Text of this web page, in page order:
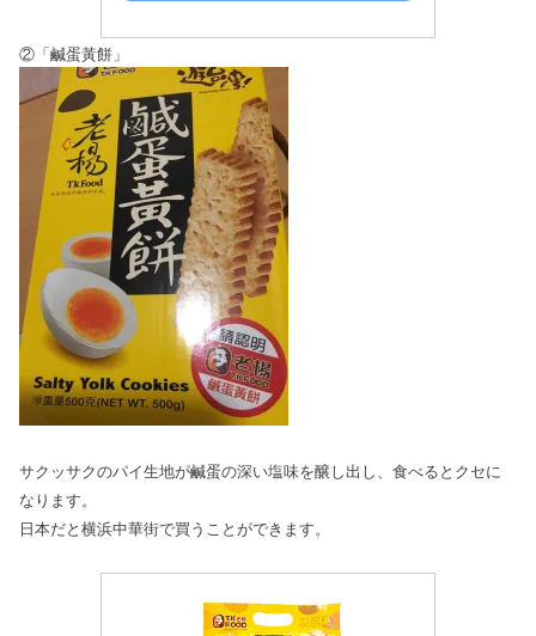
②「鹹蛋黃餅」
サクッサクのパイ生地が鹹蛋の深い塩味を醸し出し、食べるとクセに
なります。
日本だと横浜中華街で買うことができます。